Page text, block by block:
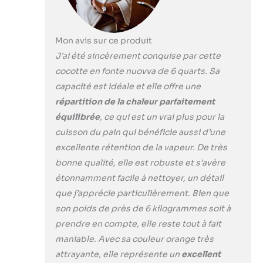
résiste à la rouille et
aux rayures, assurant
que votre pot reste en
parfait état pendant
des années. La finition
nettoyage sans effort
Parfait pour la cuisson
du pain : notre
casserole à pain
émaillée avec
couvercle est conçue
pour créer
l'environnement idéal
pour la cuisson,
assurant une
répartition homogène
de la chaleur. Le
couvercle inclus
retient la vapeur,
donnant à votre pain
Mon avis sur ce produit
J’ai été sincèrement conquise par cette
cocotte en fonte nuovva de 6 quarts. Sa
capacité est idéale et elle offre une
répartition de la chaleur parfaitement
équilibrée, ce qui est un vrai plus pour la
cuisson du pain qui bénéficie aussi d’une
excellente rétention de la vapeur. De très
bonne qualité, elle est robuste et s’avère
étonnamment facile à nettoyer, un détail
que j’apprécie particulièrement. Bien que
son poids de près de 6 kilogrammes soit à
prendre en compte, elle reste tout à fait
maniable. Avec sa couleur orange très
attrayante, elle représente un excellent